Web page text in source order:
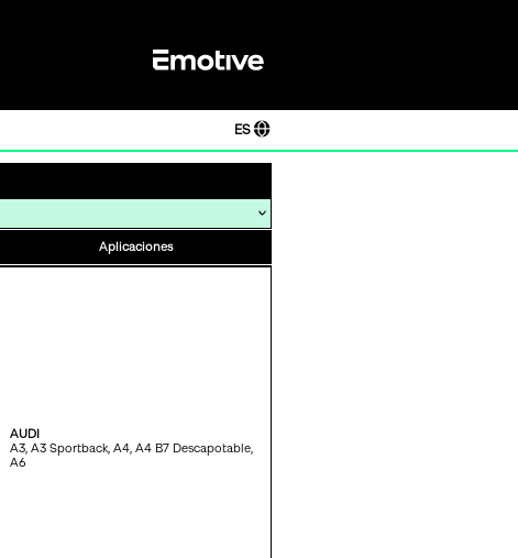
ES
Aplicaciones
AUDI
A3, A3 Sportback, A4, A4 B7 Descapotable,
A6